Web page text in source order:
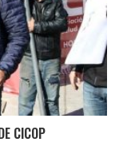
CICOP